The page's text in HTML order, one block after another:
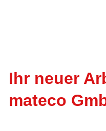
Ihr neuer
mateco